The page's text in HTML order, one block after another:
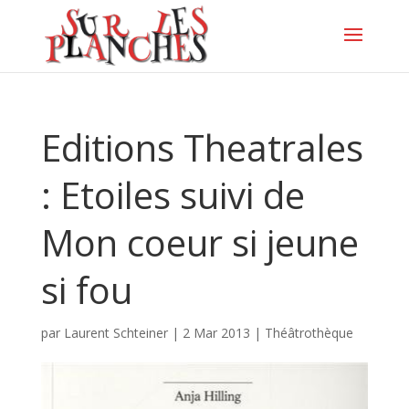
Editions Theatrales
: Etoiles suivi de
Mon coeur si jeune
si fou
par Laurent Schteiner| 2 Mar 2013 | Théâtrothèque